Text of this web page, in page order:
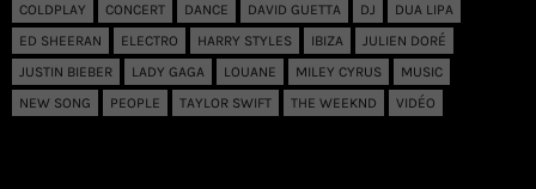
COLDPLAY
CONCERT DANCE DAVID GUETTA DJ
DUA LIPA
ED SHEERAN
ELECTRO HARRY STYLES IBIZA
JULIEN DORÉ
JUSTIN BIEBER
LADY GAGA LOUANE MILEY CYRUS
MUSIC
NEW SONG
PEOPLE TAYLOR SWIFT THE WEEKND VIDÉO